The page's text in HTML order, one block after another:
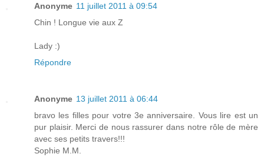
Anonyme 11 juillet 2011 à 09:54
Chin ! Longue vie aux Z
Lady :)
Répondre
Anonyme 13 juillet 2011 à 06:44
bravo les filles pour votre 3e anniversaire. Vous lire est un
pur plaisir. Merci de nous rassurer dans notre rôle de mère
avec ses petits travers!!!
Sophie M.M.